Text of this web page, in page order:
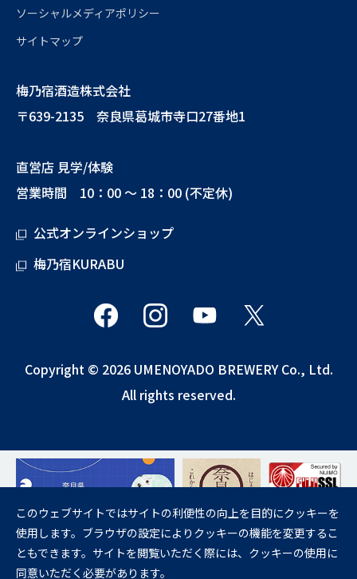
ソーシャルメディアポリシー
サイトマップ
梅乃宿酒造株式会社
〒639-2135 奈良県葛城市寺口27番地1
直営店 見学/体験
営業時間 10：00 ～ 18：00 (不定休)
公式オンラインショップ
梅乃宿KURABU
Copyright © 2026 UMENOYADO BREWERY Co., Ltd.
All rights reserved.
飲酒は20歳になってから。
妊娠中や授乳期の飲酒は、胎児・乳児の発育に悪影響を与えるおそれが
あります。
このウェブサイトではサイトの利便性の向上を目的にクッキーを
使用します。ブラウザの設定によりクッキーの機能を変更するこ
ともできます。サイトを閲覧いただく際には、クッキーの使用に
同意いただく必要があります。